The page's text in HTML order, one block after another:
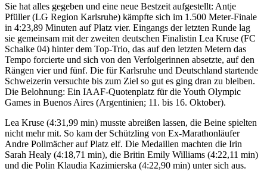
Sie hat alles gegeben und eine neue Bestzeit aufgestellt: Antje
Pfüller (LG Region Karlsruhe) kämpfte sich im 1.500 Meter-Finale
in 4:23,89 Minuten auf Platz vier. Eingangs der letzten Runde lag
sie gemeinsam mit der zweiten deutschen Finalistin Lea Kruse (FC
Schalke 04) hinter dem Top-Trio, das auf den letzten Metern das
Tempo forcierte und sich von den Verfolgerinnen absetzte, auf den
Rängen vier und fünf. Die für Karlsruhe und Deutschland startende
Schweizerin versuchte bis zum Ziel so gut es ging dran zu bleiben.
Die Belohnung: Ein IAAF-Quotenplatz für die Youth Olympic
Games in Buenos Aires (Argentinien; 11. bis 16. Oktober).
Lea Kruse (4:31,99 min) musste abreißen lassen, die Beine spielten
nicht mehr mit. So kam der Schützling von Ex-Marathonläufer
Andre Pollmächer auf Platz elf. Die Medaillen machten die Irin
Sarah Healy (4:18,71 min), die Britin Emily Williams (4:22,11 min)
und die Polin Klaudia Kazimierska (4:22,90 min) unter sich aus.